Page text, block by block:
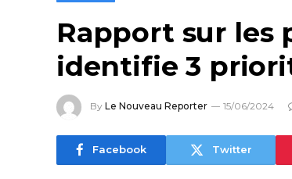
Rapport sur les
identifie 3
By Le Nouveau Reporter 15/06/2024
Facebook Twitter